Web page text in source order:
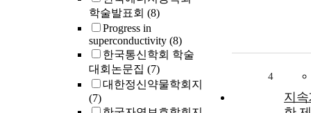
학술발표회 (8)
Progress in
superconductivity (8)
한국통신학회 학술
대회논문집 (7)
대한정신약물학회지
(7)
4
지